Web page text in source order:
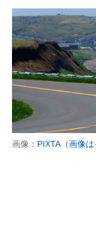
画像： PIXTA（画像は